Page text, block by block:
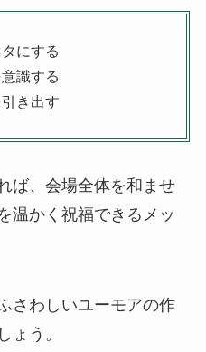
にする
識する
き出す
ば、会場全体を和ませ
温かく祝福できるメッ
さわしいユーモアの作
ょう。